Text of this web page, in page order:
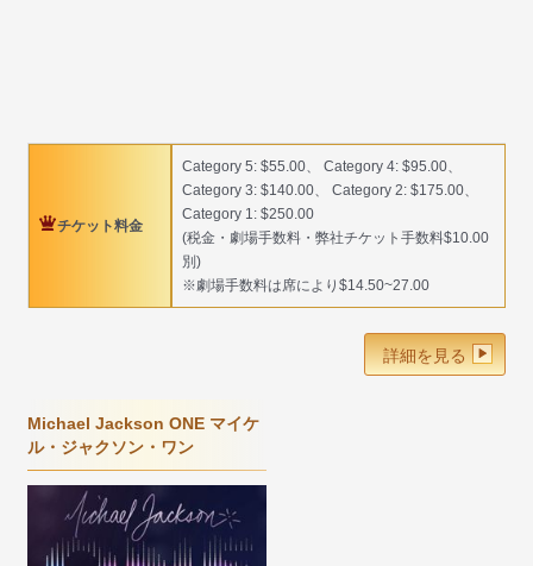
チケット料金
Category 5: $55.00、 Category 4: $95.00、
Category 3: $140.00、 Category 2: $175.00、
Category 1: $250.00
(税金・劇場手数料・弊社チケット手数料$10.00
別)
※劇場手数料は席により$14.50~27.00
詳細を見る
Michael Jackson ONE マイケ
ル・ジャクソン・ワン